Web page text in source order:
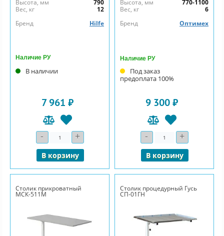
Высота, мм
790
Вес, кг
12
Бренд
Hilfe
Наличие РУ
В наличии
7 961 ₽
- Количество+
В корзину
Высота, мм
770-1100
Вес, кг
6
Бренд
Оптимех
Наличие РУ
Под заказ
предоплата 100%
9 300 ₽
- Количество+
В корзину
Столик прикроватный
МСК-511М
Столик процедурный Гусь
СП-01ГН